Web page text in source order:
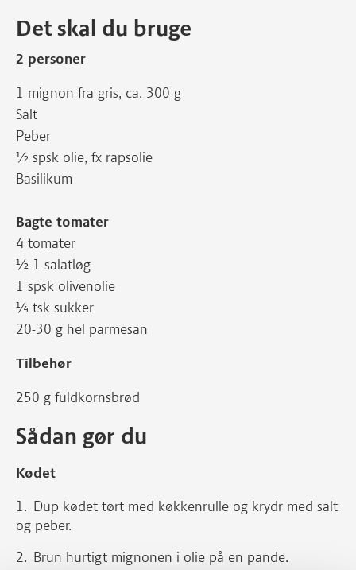
Det skal du bruge
2 personer
1 mignon fra gris, ca. 300 g
Salt
Peber
½ spsk olie, fx rapsolie
Basilikum
Bagte tomater
4 tomater
½-1 salatløg
1 spsk olivenolie
¼ tsk sukker
20-30 g hel parmesan
Tilbehør
250 g fuldkornsbrød
Sådan gør du
Kødet
Dup kødet tørt med køkkenrulle og krydr med salt
og peber.
Brun hurtigt mignonen i olie på en pande.